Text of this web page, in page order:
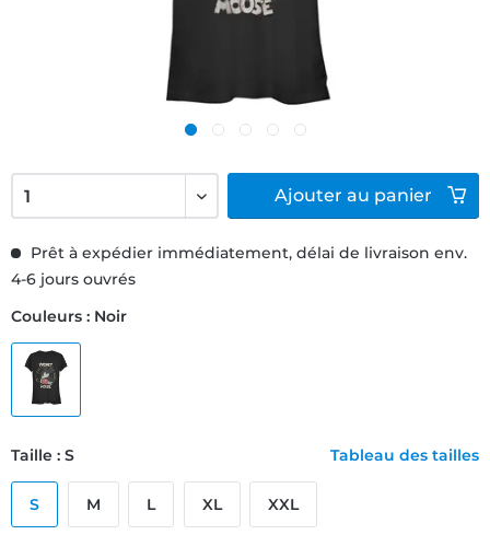
Prêt à expédier immédiatement, délai de livraison env.
4-6 jours ouvrés
Couleurs : Noir
Taille : S Tableau des tailles
S M L XL XXL
Ajouter au panier